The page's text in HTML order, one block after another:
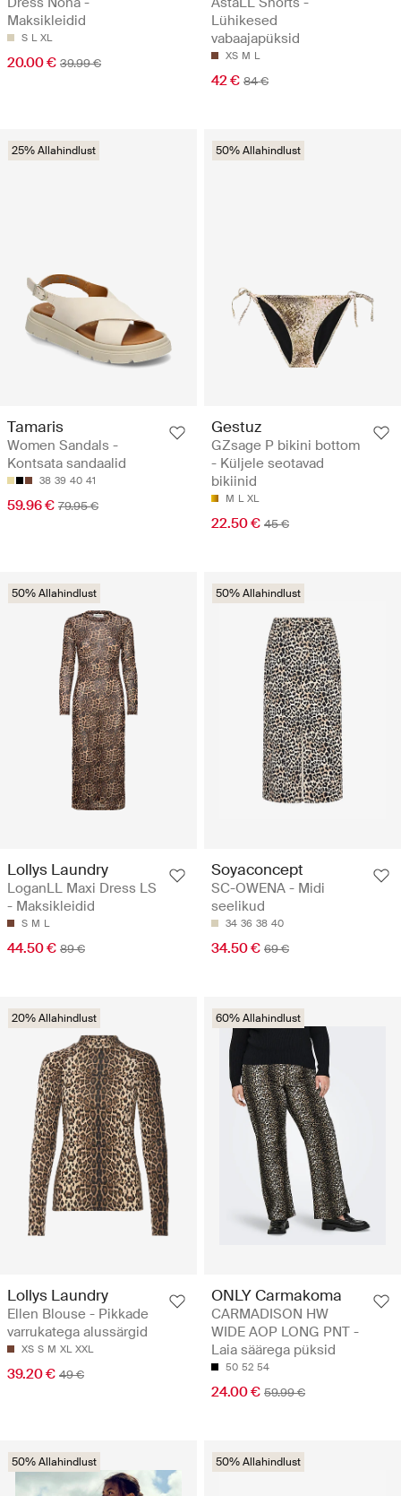
Maksikleidid
S L XL
20.00 € 39.99 €
Lühikesed
vabaajapüksid
XS M L
42 € 84 €
25% Allahindlust
Tamaris
Women Sandals -
Kontsata sandaalid
38 39 40 41
59.96 € 79.95 €
50% Allahindlust
Gestuz
GZsage P bikini bottom
- Küljele seotavad
bikiinid
M L XL
22.50 € 45 €
50% Allahindlust
Lollys Laundry
LoganLL Maxi Dress LS
- Maksikleidid
S M L
44.50 € 89 €
50% Allahindlust
Soyaconcept
SC-OWENA - Midi
seelikud
34 36 38 40
34.50 € 69 €
20% Allahindlust
Lollys Laundry
Ellen Blouse - Pikkade
varrukatega alussärgid
XS S M XL XXL
39.20 € 49 €
60% Allahindlust
ONLY Carmakoma
CARMADISON HW
WIDE AOP LONG PNT -
Laia säärega püksid
50 52 54
24.00 € 59.99 €
50% Allahindlust 50% Allahindlust